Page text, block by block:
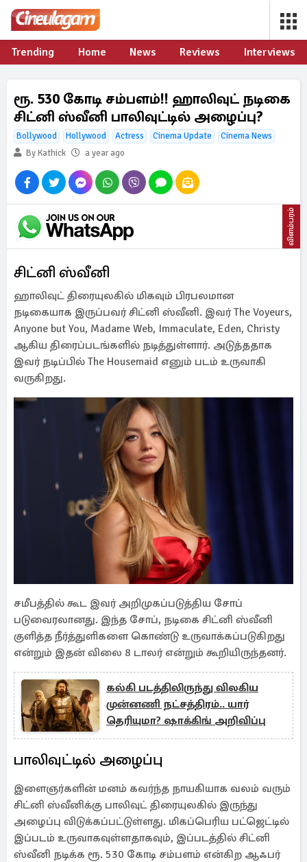
Trending Home News Reviews Interviews
ரூ. 530 கோடி சம்பளம்!! ஹாலிவுட் நடிகை
சிட்னி ஸ்வீனி பாலிவுட்டில் அழைப்பு?
Bollywood Hollywood Actress Cinema Update
Cinema News
By Kathick
a year ago
விளம்பரம்
சிட்னி ஸ்வீனி
ஹாலிவுட் திரையுலகில் மிகவும் பிரபலமான
நடிகையாக இருப்பவர் சிட்னி ஸ்வீனி. இவர் The Voyeurs,
Anyone but You, Madame Web, Immaculate, Eden, Christy
ஆகிய திரைப்படங்களில் நடித்துள்ளார். அடுத்ததாக
இவர் நடிப்பில் The Housemaid எனும் படம் உருவாகி
வருகிறது.
சமீபத்தில் கூட இவர் அறிமுகப்படுத்திய சோப்
படுவைரலானது. இந்த சோப், நடிகை சிட்னி ஸ்வீனி
குளித்த நீர்த்துளிகளை கொண்டு உருவாக்கப்படுகிறது
என்றும் இதன் விலை 8 டாலர் என்றும் கூறியிருந்தனர்.
கல்கி படத்திலிருந்து விலகிய
முன்னணி நட்சத்திரம்.. யார்
தெரியுமா? ஷாக்கிங் அறிவிப்பு
பாலிவுட்டில் அழைப்பு
இளைஞர்களின் மனம் கவர்ந்த நாயகியாக வலம் வரும்
சிட்னி ஸ்வீனிக்கு பாலிவுட் திரையுலகில் இருந்து
அழைப்பு விடுக்கப்பட்டுள்ளது. மிகப்பெரிய பட்ஜெட்டில்
இப்படம் உருவாகவுள்ளதாகவும், இப்படத்தில் சிட்னி
ஸ்வீனி நடிக்க ரூ. 530 கோடி சம்பளம் என்கிற ஆஃபர்